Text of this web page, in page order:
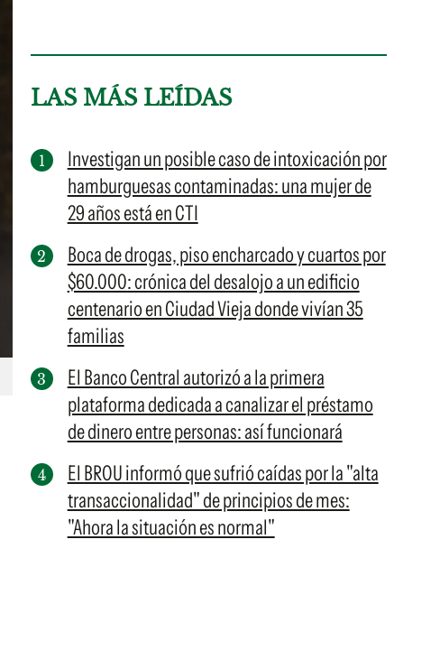
LAS MÁS LEÍDAS
Investigan un posible caso de intoxicación por
hamburguesas contaminadas: una mujer de
29 años está en CTI
Boca de drogas, piso encharcado y cuartos por
$60.000: crónica del desalojo a un edificio
centenario en Ciudad Vieja donde vivían 35
familias
El Banco Central autorizó a la primera
plataforma dedicada a canalizar el préstamo
de dinero entre personas: así funcionará
El BROU informó que sufrió caídas por la "alta
transaccionalidad" de principios de mes:
"Ahora la situación es normal"